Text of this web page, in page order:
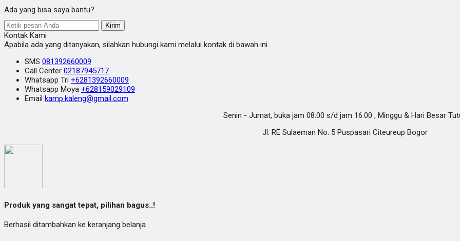
Ada yang bisa saya bantu?
Kirim
Kontak Kami
Apabila ada yang ditanyakan, silahkan hubungi kami melalui kontak di bawah ini.
SMS 081392660009
Call Center 02187945717
Whatsapp Tri +6281392660009
Whatsapp Moya +628159029109
Email kamp.kaleng@gmail.com
Senin - Jumat, buka jam 08.00 s/d jam 16.00 , Minggu & Hari Besar
Jl. RE Sulaeman No. 5 Puspasari Citeureup Bogor
Produk yang sangat tepat, pilihan bagus..!
Berhasil ditambahkan ke keranjang belanja